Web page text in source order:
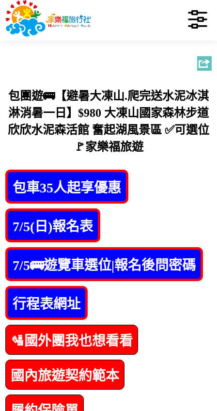
包團遊🚌【避暑大凍山.爬完送水泥冰淇
淋消暑一日】$980 大凍山國家森林步道
欣欣水泥森活館 奮起湖風景區 ✅可選位
🚩家樂福旅遊
包車35人起享優惠
7/5(日)報名表
7/5🚌遊覽車選位|報名後問密碼
行程表網址
🛂國外團我也想看看
國內旅遊契約範本